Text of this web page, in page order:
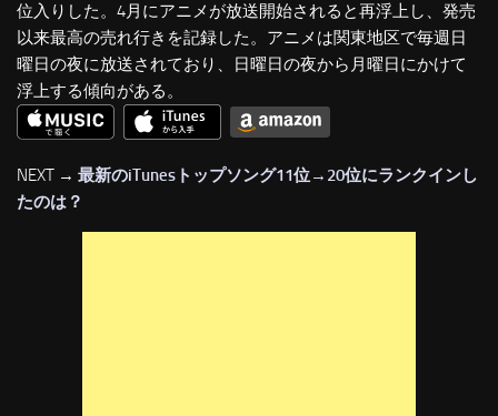
位入りした。4月にアニメが放送開始されると再浮上し、発売
以来最高の売れ行きを記録した。アニメは関東地区で毎週日
曜日の夜に放送されており、日曜日の夜から月曜日にかけて
浮上する傾向がある。
NEXT → 最新のiTunesトップソング11位→20位にランクインし
たのは？